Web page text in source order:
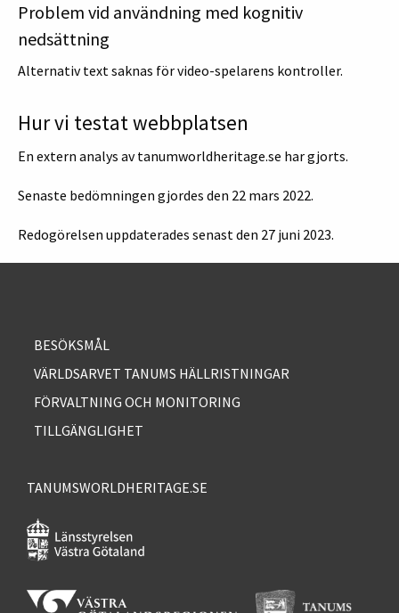
Problem vid användning med kognitiv
nedsättning
Alternativ text saknas för video-spelarens kontroller.
Hur vi testat webbplatsen
En extern analys av tanumworldheritage.se har gjorts.
Senaste bedömningen gjordes den 22 mars 2022.
Redogörelsen uppdaterades senast den 27 juni 2023.
BESÖKSMÅL
VÄRLDSARVET TANUMS HÄLLRISTNINGAR
FÖRVALTNING OCH MONITORING
TILLGÄNGLIGHET
TANUMSWORLDHERITAGE.SE